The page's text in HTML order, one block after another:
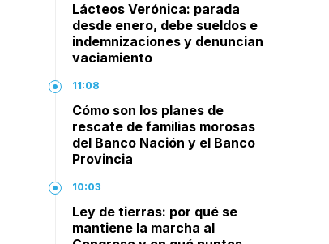
Lácteos Verónica: parada
desde enero, debe sueldos e
indemnizaciones y denuncian
vaciamiento
11:08
Cómo son los planes de
rescate de familias morosas
del Banco Nación y el Banco
Provincia
10:03
Ley de tierras: por qué se
mantiene la marcha al